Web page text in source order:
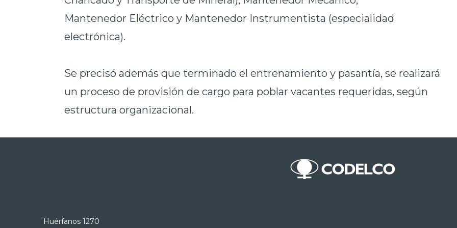
Mantenedor Eléctrico y Mantenedor Instrumentista (especialidad
electrónica).
Se precisó además que terminado el entrenamiento y pasantía, se realizará
un proceso de provisión de cargo para poblar vacantes requeridas, según
estructura organizacional.
Huérfanos 1270